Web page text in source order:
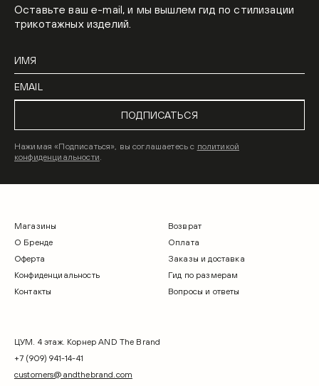
Оставьте ваш e-mail, и мы вышлем гид по стилизации
трикотажных изделий.
ПОДПИСАТЬСЯ
Нажимая «Подписаться», вы соглашаетесь с политикой
конфиденциальности.
Магазины
О Бренде
Оферта
Конфиденциальность
Контакты
Возврат
Оплата
Заказы и доставка
Гид по размерам
Вопросы и ответы
ЦУМ. 4 этаж. Корнер AND The Brand
+7 (909) 941-14-41
customers@andthebrand.com